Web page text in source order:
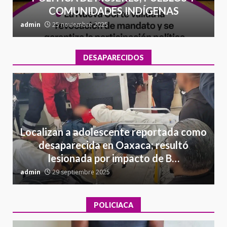
COMUNIDADES INDÍGENAS
admin 25 noviembre 2025
DESAPARECIDOS
Localizan a adolescente reportada como
desaparecida en Oaxaca; resultó
lesionada por impacto de B…
admin 29 septiembre 2025
POLICIACA